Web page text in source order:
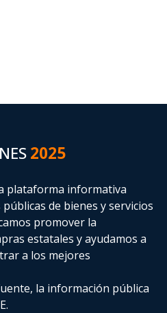
2025
plataforma informativa
de bienes y servicios
promover la
estatalesy ayudamos a
a los mejores
la información pública